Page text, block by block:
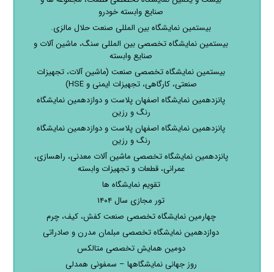
صنایع وابسته خودرو
بیستمین نمایشگاه بین المللی صنعت حلال مالزی.
بیستمین نمایشگاه تخصصی بین المللی سنگ، ماشین آلات و
صنایع وابسته
بیستمین نمایشگاه تخصصی صنعت (ماشین آلات، تجهیزات
صنعتی، کارگاهی، تجهیزات ایمنی و HSE)
پانزدهمین نمایشگاه اصفهان پلاست و دوازدهمین نمایشگاه
رنگ و رزین
پانزدهمین نمایشگاه اصفهان پلاست و دوازدهمین نمایشگاه
رنگ و رزین
پانزدهمین نمایشگاه تخصصی ماشین آلات معدنی، راهسازی،
عمرانی، قطعات و تجهیزات وابسته
تقویم نمایشگاه ها
تور مجازی سال ۱۴۰۴
چهارمین نمایشگاه تخصصی صنعت کفش، کیف، چرم
دوازدهمین نمایشگاه تخصصی مبلمان مدرن و صادراتی
دومین همایش تخصصی متالکس
روز جهانی نمایشگاهها – سمفونی همدلی